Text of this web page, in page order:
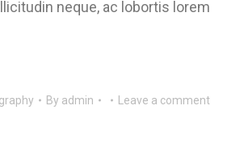
neque, ac lobortis lorem
By admin Leave a comment